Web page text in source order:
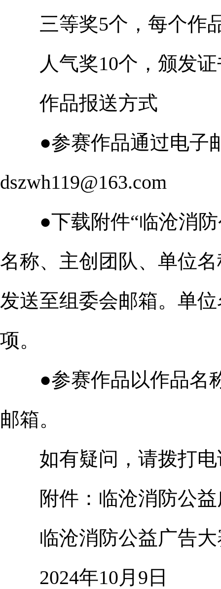
三等奖5个，每个作品
人气奖10个，颁发证
作品报送方式
●参赛作品通过电子邮
dszwh119@163.com
●下载附件“临沧消防
名称、主创团队、单位
发送至组委会邮箱。单
项。
●参赛作品以作品名称
邮箱。
如有疑问，请拨打电
附件：临沧消防公益
临沧消防公益广告大
2024年10月9日